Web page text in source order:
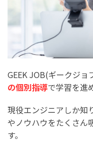
GEEK JOB(ギークジョ
の個別指導で学習を進
現役エンジニアしか知
やノウハウをたくさん
す。